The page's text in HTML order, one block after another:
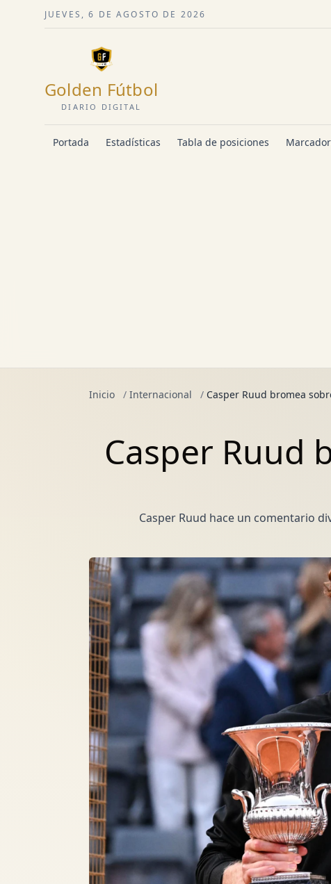
JUEVES, 6 DE AGOSTO DE 2026
Golden Fútbol
DIARIO DIGITAL
Portada Estadísticas Tabla de posiciones
Inicio / Internacional / Casper Ruud bromea
Casper Ruud
Casper Ruud hace un comentario